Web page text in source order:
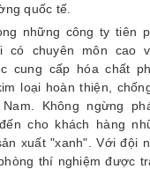
quốc tế.
những công ty tiên
có chuyên môn cao
cung cấp hóa chất
loại hoàn thiện,
Không ngừng
cho khách hàng
xuất "xanh". Với đội
thí nghiệm được